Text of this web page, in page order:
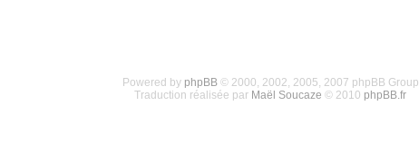
Powered by phpBB© 2000, 2002, 2005, 2007 phpBB Group
Traduction réalisée par Maël Soucaze © 2010 phpBB.fr